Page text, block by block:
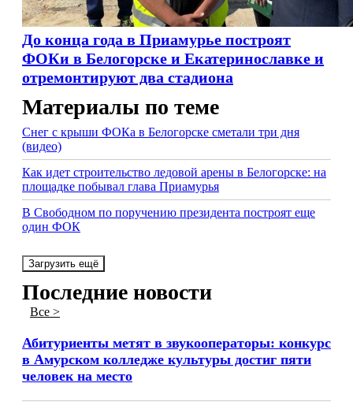
До конца года в Приамурье построят
ФОКи в Белогорске и Екатеринославке и
отремонтируют два стадиона
Материалы по теме
Снег с крыши ФОКа в Белогорске сметали три дня
(видео)
Как идет строительство ледовой арены в Белогорске: на
площадке побывал глава Приамурья
В Свободном по поручению президента построят еще
один ФОК
Загрузить ещё
Последние новости
Все >
Абитуриенты метят в звукооператоры: конкурс
в Амурском колледже культуры достиг пяти
человек на место